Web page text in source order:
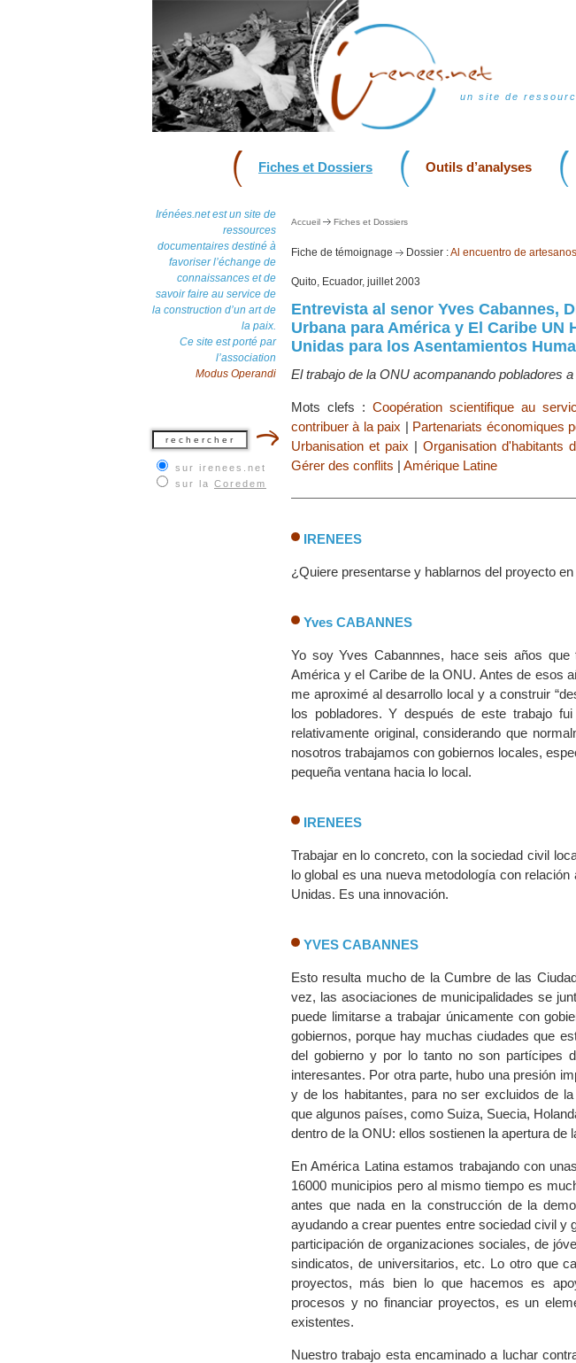
un site de
Fiches et Dossiers Outils d’analyses
Irénées.net est un site de
ressources
documentaires destiné à
favoriser l’échange de
connaissances et de
savoir faire au service de
la construction d’un art de
la paix.
Ce site est porté par
l’association
Modus Operandi
sur irenees.net
sur la Coredem
Accueil Fiches et Dossiers
Fiche de témoignage Dossier :Al encuentro de
Quito, Ecuador, juillet 2003
Entrevista al senor Yves Cabannes,
Urbana para América y El Caribe UN
Unidas para los Asentamientos
El trabajo de la ONU acompanando pobladores
Mots clefs : Coopération scientifique au
contribuer à la paix | Partenariats économiques
Urbanisation et paix | Organisation d'habitants
Gérer des conflits | Amérique Latine
IRENEES
¿Quiere presentarse y hablarnos del proyecto
Yves CABANNES
Yo soy Yves Cabannnes, hace seis años
América y el Caribe de la ONU. Antes de esos
me aproximé al desarrollo local y a construir
los pobladores. Y después de este trabajo
relativamente original, considerando que
nosotros trabajamos con gobiernos locales,
pequeña ventana hacia lo local.
IRENEES
Trabajar en lo concreto, con la sociedad civil
lo global es una nueva metodología con
Unidas. Es una innovación.
YVES CABANNES
Esto resulta mucho de la Cumbre de las
vez, las asociaciones de municipalidades se
puede limitarse a trabajar únicamente con
gobiernos, porque hay muchas ciudades que
del gobierno y por lo tanto no son partícipes
interesantes. Por otra parte, hubo una presión
y de los habitantes, para no ser excluidos de
que algunos países, como Suiza, Suecia,
dentro de la ONU: ellos sostienen la apertura
En América Latina estamos trabajando con
16000 municipios pero al mismo tiempo es
antes que nada en la construcción de la
ayudando a crear puentes entre sociedad civil
participación de organizaciones sociales, de
sindicatos, de universitarios, etc. Lo otro que
proyectos, más bien lo que hacemos es
procesos y no financiar proyectos, es un
existentes.
Nuestro trabajo esta encaminado a luchar